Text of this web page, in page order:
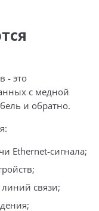
- это
с медной
и обратно.
Ethernet-сигнала;
связи;